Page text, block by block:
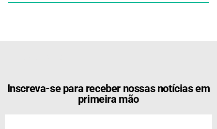
Inscreva-se para receber nossas notícias em
primeira mão